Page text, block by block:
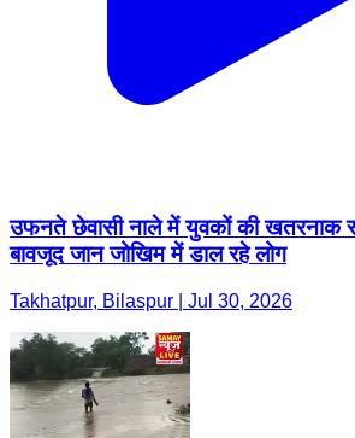
उफनते छेवासी नाले में युवकों की खतरनाक
बावजूद जान जोखिम में डाल रहे लोग
Takhatpur, Bilaspur | Jul 30, 2026